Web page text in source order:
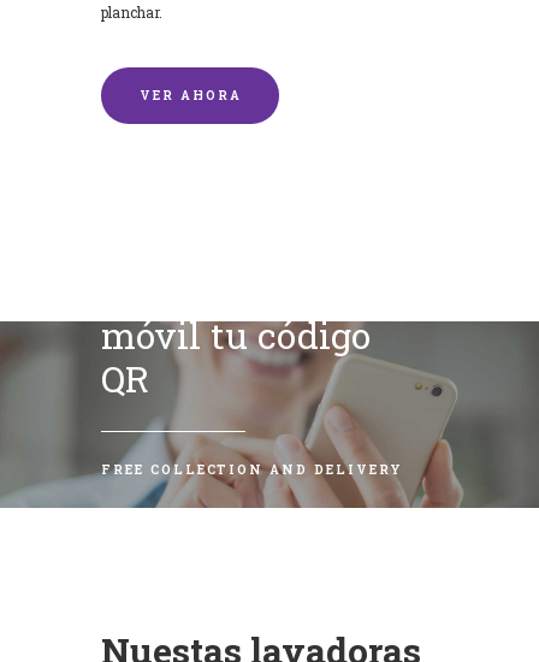
planchar.
VER AHORA
móvil tu código
QR
FREE COLLECTION AND DELIVERY
Nuestas lavadoras